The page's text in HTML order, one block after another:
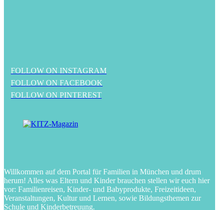
FOLLOW ON INSTAGRAM
FOLLOW ON FACEBOOK
FOLLOW ON PINTEREST
Willkommen auf dem Portal für Familien in München und drum
herum! Alles was Eltern und Kinder brauchen stellen wir euch hier
vor: Familienreisen, Kinder- und Babyprodukte, Freizeitideen,
Veranstaltungen, Kultur und Lernen, sowie Bildungsthemen zur
Schule und Kinderbetreuung.